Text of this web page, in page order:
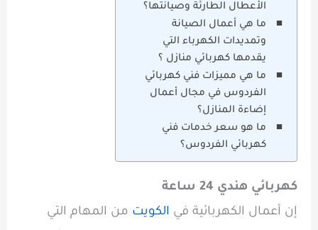
الأعطال الطارئة وصيانتها؟
ما هي أعمال الصيانة
وتمديدات الكهرباء التي
يقدمها كهربائي منازل ؟
ما هي مميزات فني كهربائي
الفردوس في مجال أعمال
إضاءة المنازل؟
ما هو سعر خدمات فني
كهربائي الفردوس؟
كهربائي هندي 24 ساعة
إن أعمال الكهربائية في الكويت من المهام التي